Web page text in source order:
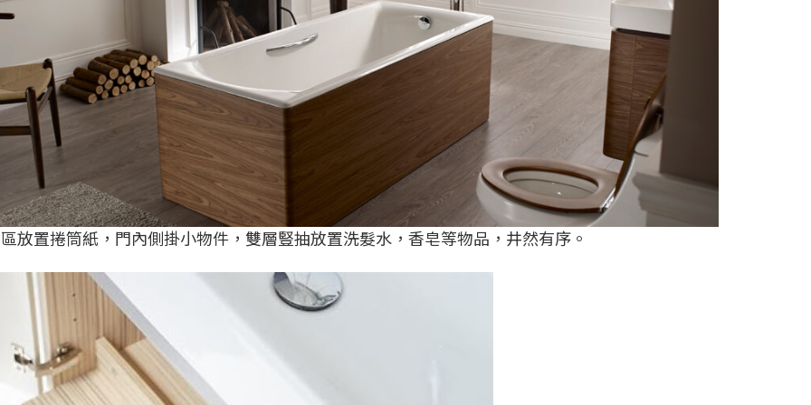
放置捲筒紙，門內側掛小物件，雙層豎抽放置洗髮水，香皂等物品，井然有序。